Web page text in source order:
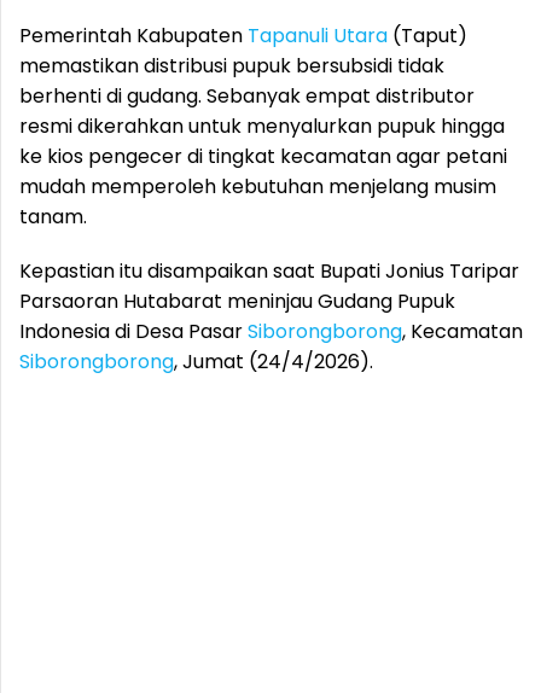
Pemerintah Kabupaten Tapanuli Utara (Taput)
memastikan distribusi pupuk bersubsidi tidak
berhenti di gudang. Sebanyak empat distributor
resmi dikerahkan untuk menyalurkan pupuk hingga
ke kios pengecer di tingkat kecamatan agar petani
mudah memperoleh kebutuhan menjelang musim
tanam.
Kepastian itu disampaikan saat Bupati Jonius Taripar
Parsaoran Hutabarat meninjau Gudang Pupuk
Indonesia di Desa PasarSiborongborong, Kecamatan
Siborongborong, Jumat (24/4/2026).